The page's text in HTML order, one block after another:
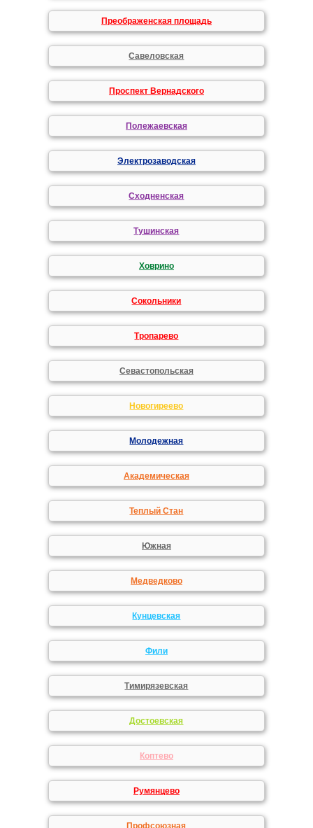
Преображенская площадь
Савеловская
Проспект Вернадского
Полежаевская
Электрозаводская
Сходненская
Тушинская
Ховрино
Сокольники
Тропарево
Севастопольская
Новогиреево
Молодежная
Академическая
Теплый Стан
Южная
Медведково
Кунцевская
Фили
Тимирязевская
Достоевская
Коптево
Румянцево
Профсоюзная